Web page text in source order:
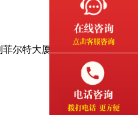
尔特大厦